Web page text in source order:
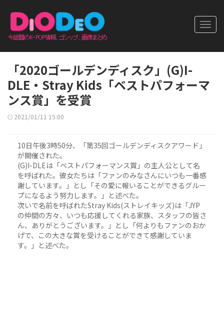
「2020ゴールデンディスク」(G)I-
DLE・Stray Kids「ベストパフォーマ
ンス賞」を受賞
2021/01/11 15:00
10日午後3時50分、「第35回ゴールデンディスクアワード」
が開催された。
(G)I-DLEは「ベストパフォーマンス賞」の主人公として名
を呼ばれた。彼女たちは「ファンのみなさんにいつも一番感
謝しています。」とし「その愛に報いることができるグルー
プになるよう努力します。」と述べた。
次いで名前を呼ばれたStray Kids(ストレイキッズ)は「JYP
の仲間の方々、いつも応援してくれる家族、スタッフの皆さ
ん、ありがとうございます。」とし「何よりもファンのおか
げで、この大きな賞を受けることができて感謝していま
す。」と述べた。